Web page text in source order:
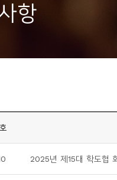
항
2025년 제15대 학도협